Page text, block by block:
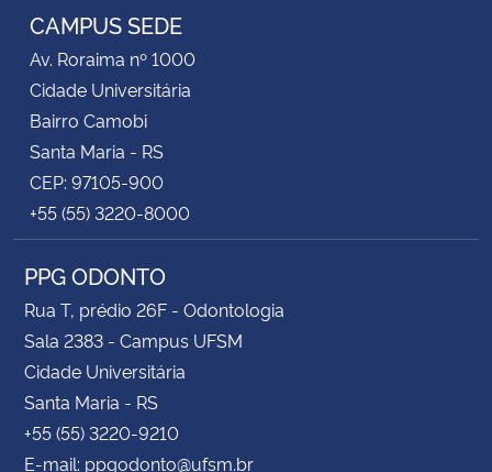
CAMPUS SEDE
Av. Roraima nº 1000
Cidade Universitária
Bairro Camobi
Santa Maria - RS
CEP: 97105-900
+55 (55) 3220-8000
PPG ODONTO
Rua T, prédio 26F - Odontologia
Sala 2383 - Campus UFSM
Cidade Universitária
Santa Maria - RS
+55 (55) 3220-9210
E-mail: ppgodonto@ufsm.br